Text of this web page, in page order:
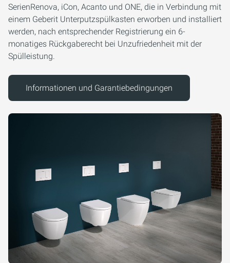
SerienRenova, iCon, Acanto und ONE, die in Verbindung mit
einem Geberit Unterputzspülkasten erworben und installiert
werden, nach entsprechender Registrierung ein 6-
monatiges Rückgaberecht bei Unzufriedenheit mit der
Spülleistung.
Informationen und Garantiebedingungen